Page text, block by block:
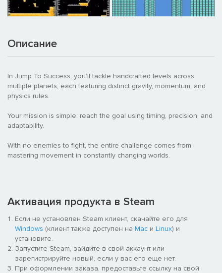
Описание
In Jump To Success, you’ll tackle handcrafted levels across
multiple planets, each featuring distinct gravity, momentum, and
physics rules.
Your mission is simple: reach the goal using timing, precision, and
adaptability.
With no enemies to fight, the entire challenge comes from
mastering movement in constantly changing worlds.
Активация продукта в Steam
Если не установлен Steam клиент, скачайте его для
Windows (клиент также доступен на Mac и Linux) и
установите.
Запустите Steam, зайдите в свой аккаунт или
зарегистрируйте новый, если у вас его еще нет.
При оформлении заказа, предоставьте ссылку на свой